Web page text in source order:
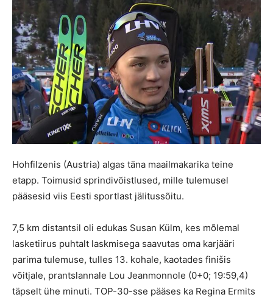
Hohfilzenis (Austria) algas täna maailmakarika teine
etapp. Toimusid sprindivõistlused, mille tulemusel
pääsesid viis Eesti sportlast jälitussõitu.
7,5 km distantsil oli edukas Susan Külm, kes mõlemal
lasketiirus puhtalt laskmisega saavutas oma karjääri
parima tulemuse, tulles 13. kohale, kaotades finišis
võitjale, prantslannale Lou Jeanmonnole (0+0; 19:59,4)
täpselt ühe minuti. TOP-30-sse pääses ka Regina Ermits